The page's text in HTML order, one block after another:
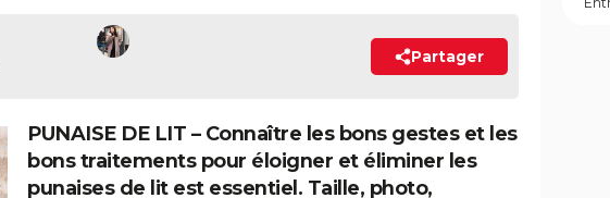
Partager
PUNAISE DE LIT – Connaître les bons gestes et les
bons traitements pour éloigner et éliminer les
punaises de lit est essentiel. Taille, photo,